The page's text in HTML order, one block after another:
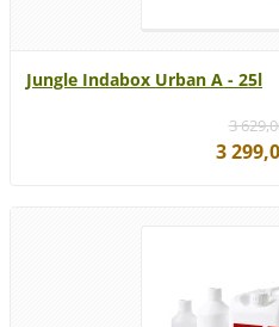
Jungle Indabox Urban A - 25l
3
3